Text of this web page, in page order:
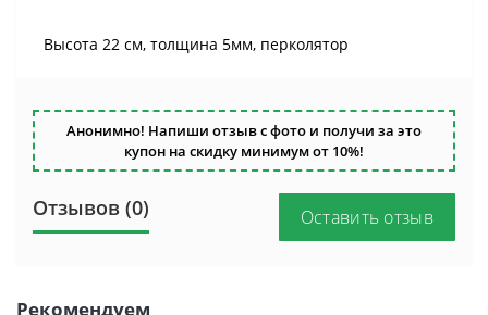
Высота 22 см, толщина 5мм, перколятор
Анонимно! Напиши отзыв с фото и получи за это
купон на скидку минимум от 10%!
Отзывов (0) Оставить отзыв
Рекомендуем